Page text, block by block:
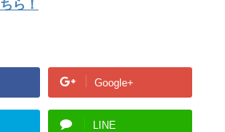
ら！
Google+
LINE